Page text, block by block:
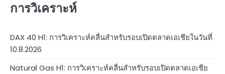
การวิเคราะห์
DAX 40 H1: การวิเคราะห์คลื่นสำหรับรอบเปิดตลาดเอเชียในวันที่
10.8.2026
Natural Gas H1: การวิเคราะห์คลื่นสำหรับรอบเปิดตลาดเอเชีย